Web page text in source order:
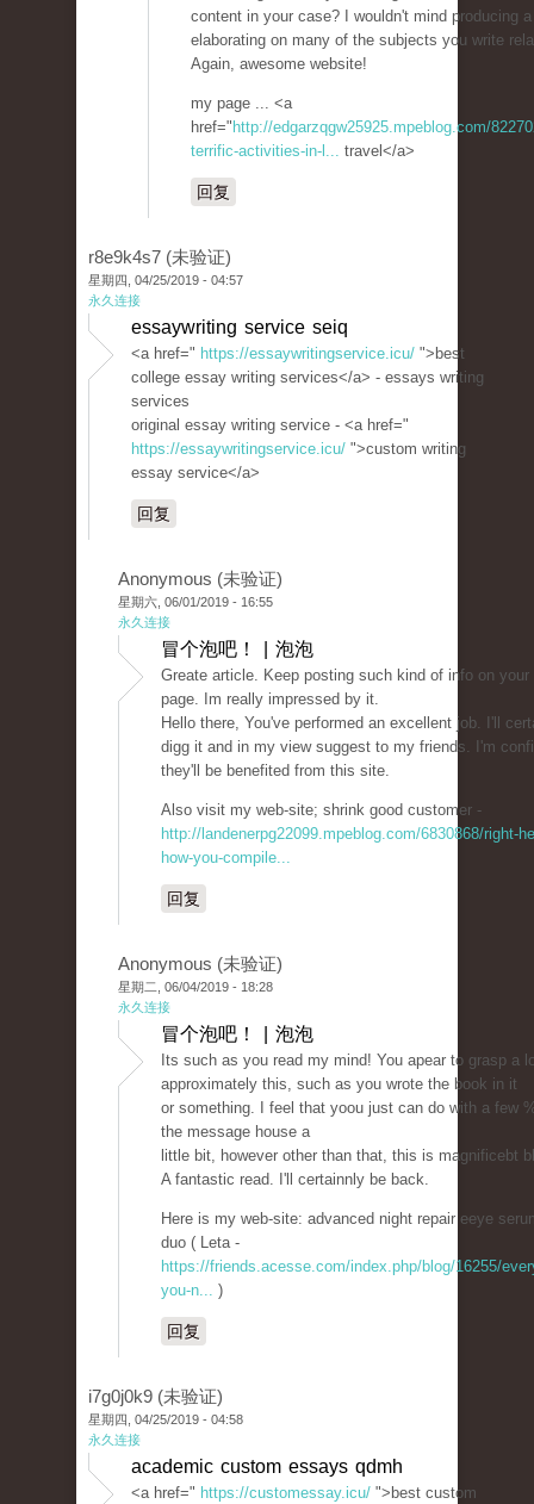
content in your case? I wouldn't mind producing
elaborating on many of the subjects you write
Again, awesome website!
my page ... <a
href=" http://edgarzqgw25925.mpeblog.com/
terrific-activities-in-l... travel</a>
回复
r8e9k4s7 (未验证)
星期四, 04/25/2019 - 04:57
永久连接
essaywriting service seiq
<a href=" https://essaywritingservice.icu/ ">best
college essay writing services</a> - essays writing
services
original essay writing service - <a href="
https://essaywritingservice.icu/ ">custom writing
essay service</a>
回复
Anonymous (未验证)
星期六, 06/01/2019 - 16:55
永久连接
冒个泡吧！ | 泡泡
Greate article. Keep posting such kind of info on your
page. Im really impressed by it.
Hello there, You've performed an excellent job. I'll
digg it and in my view suggest to my friends. I'm
they'll be benefited from this site.
Also visit my web-site; shrink good customer -
http://landenerpg22099.mpeblog.com/6830868/right-
how-you-compile...
回复
Anonymous (未验证)
星期二, 06/04/2019 - 18:28
永久连接
冒个泡吧！ | 泡泡
Its such as you read my mind! You apear to grasp a
approximately this, such as you wrote the book in it
or something. I feel that yoou just can do with a few
the message house a
little bit, however other than that, this is magnificebt
A fantastic read. I'll certainnly be back.
Here is my web-site: advanced night repair eeye
duo ( Leta -
https://friends.acesse.com/index.php/blog/16255/
you-n... )
回复
i7g0j0k9 (未验证)
星期四, 04/25/2019 - 04:58
永久连接
academic custom essays qdmh
<a href=" https://customessay.icu/ ">best custom